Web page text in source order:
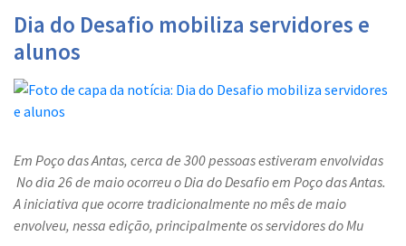
Dia do Desafio mobiliza servidores e
alunos
Em Poço das Antas, cerca de 300 pessoas estiveram envolvidas
No dia 26 de maio ocorreu o Dia do Desafio em Poço das Antas.
A iniciativa que ocorre tradicionalmente no mês de maio
envolveu, nessa edição, principalmente os servidores do Mu